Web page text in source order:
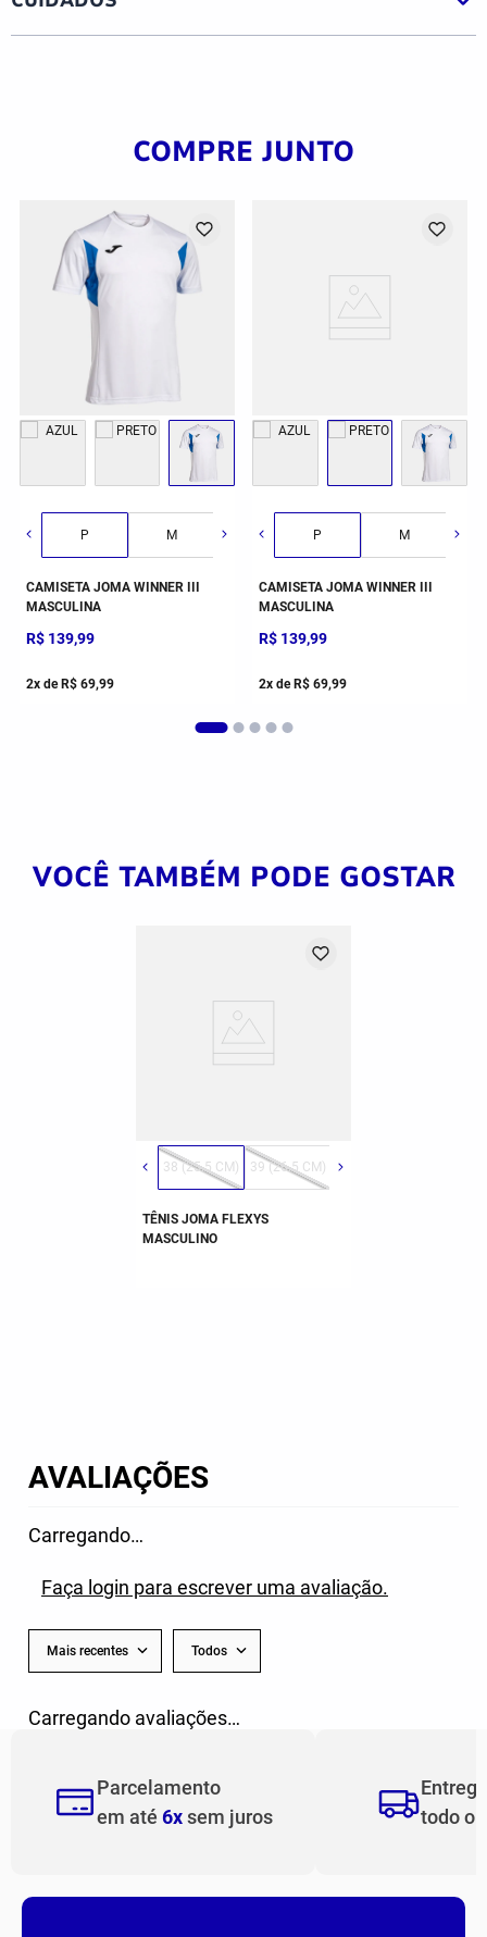
COMPRE JUNTO
G GG 2GG/3G
P M G
CAMISETA JOMA WINNER III
MASCULINA
R$ 139,99
2x deR$ 69,99
P M
CAMISETA JOMA WINNER III
MASCULINA
R$ 139,99
2x deR$ 69,99
VOCÊ TAMBÉM PODE GOSTAR
38 (25.5 CM) 39 (26.5 CM) 40 (27 CM)
TÊNIS JOMA FLEXYS
MASCULINO
AVALIAÇÕES
Carregando…
Faça login para escrever uma avaliação.
Mais recentes Todos
Carregando avaliações…
Parcelamento
em até 6xsem juros
todo o